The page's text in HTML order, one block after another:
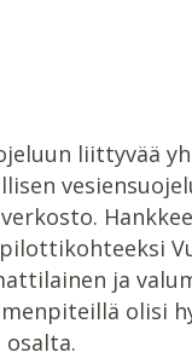
liittyvää
ja
olisi